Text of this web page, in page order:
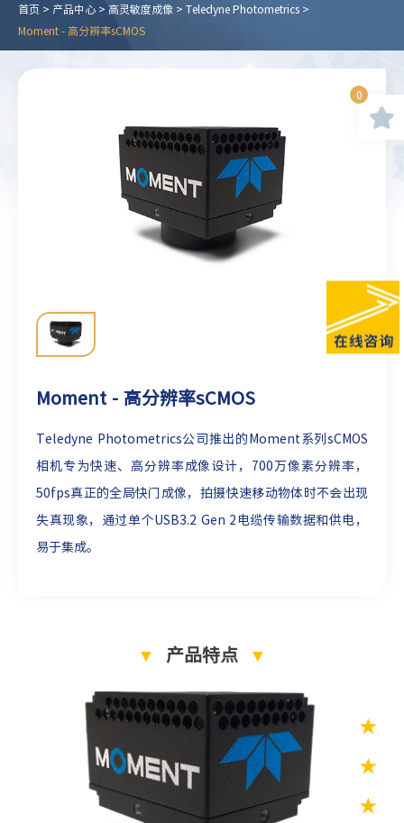
首页 > 产品中心 > 高灵敏度成像 > Teledyne Photometrics >
Moment - 高分辨率sCMOS
Moment - 高分辨率sCMOS
Teledyne Photometrics公司推出的Moment系列sCMOS
相机专为快速、高分辨率成像设计，700万像素分辨率，
50fps真正的全局快门成像，拍摄快速移动物体时不会出现
失真现象，通过单个USB3.2 Gen 2电缆传输数据和供电，
易于集成。
▼ 产品特点 ▼
★
★
★
0